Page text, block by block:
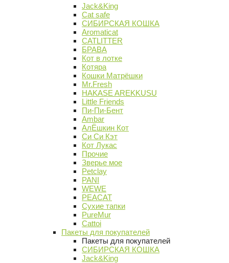
Jack&King
Cat safe
СИБИРСКАЯ КОШКА
Aromaticat
CATLITTER
БРАВА
Кот в лотке
Котяра
Кошки Матрёшки
Mr.Fresh
HAKASE AREKKUSU
Little Friends
Пи-Пи-Бент
Ambar
АлЁшкин Кот
Си Си Кэт
Кот Лукас
Прочие
Зверье мое
Petclay
PANI
WEWE
PEACAT
Сухие тапки
PureMur
Cattoi
Пакеты для покупателей
Пакеты для покупателей
СИБИРСКАЯ КОШКА
Jack&King